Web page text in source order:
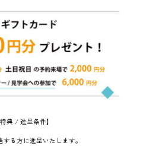
典 / 進呈条件】
る方に進呈いたします。